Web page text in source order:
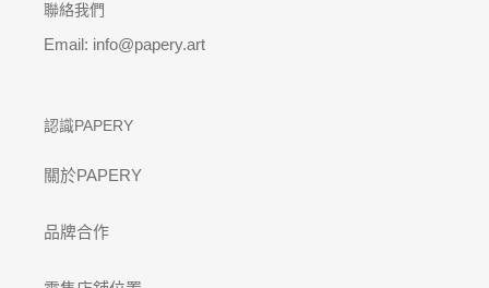
聯絡我們
Email: info@papery.art
認識PAPERY
關於PAPERY
品牌合作